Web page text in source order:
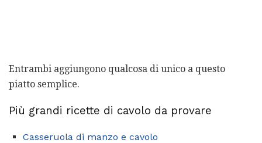
Entrambi aggiungono qualcosa di unico a questo
piatto semplice.
Più grandi ricette di cavolo da provare
Casseruola di manzo e cavolo